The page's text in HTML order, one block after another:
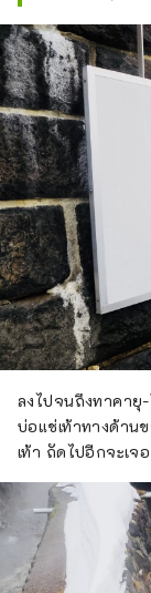
ลงไปจนถึงทาคายุ
บ่อแช่เท้าทางด้าน
เท้า ถัดไปอีกจะเจ